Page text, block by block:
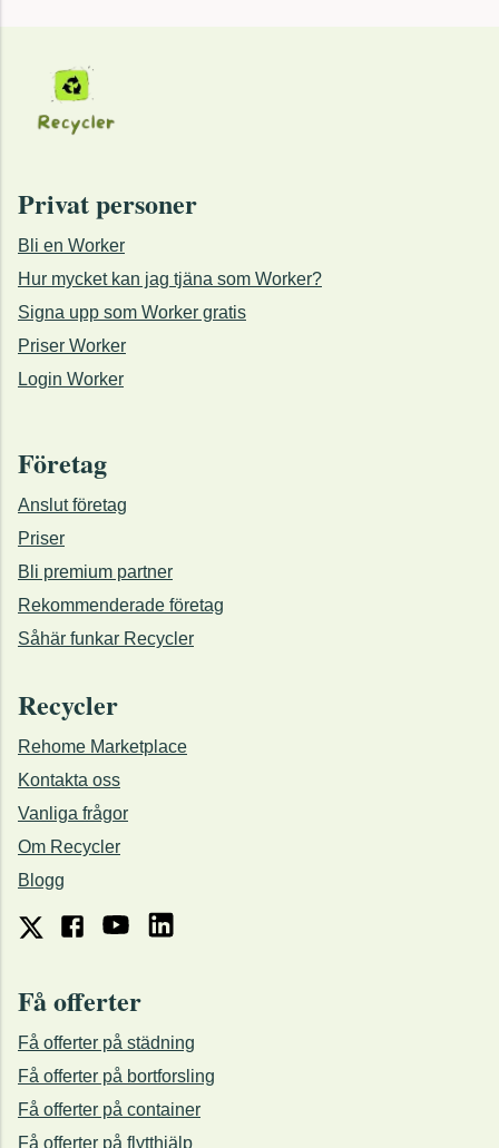
Privat personer
Bli en Worker
Hur mycket kan jag tjäna som Worker?
Signa upp som Worker gratis
Priser Worker
Login Worker
Företag
Anslut företag
Priser
Bli premium partner
Rekommenderade företag
Såhär funkar Recycler
Recycler
Rehome Marketplace
Kontakta oss
Vanliga frågor
Om Recycler
Blogg
Få offerter
Få offerter på städning
Få offerter på bortforsling
Få offerter på container
Få offerter på flytthjälp